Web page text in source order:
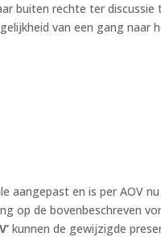
buiten rechte ter
van een gang
aangepast en is per AOV
op de bovenbeschreven
kunnen de gewijzigde